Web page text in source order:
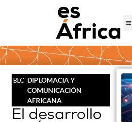
BLOGDIPLOMACIA Y
COMUNICACIÓN
AFRICANA
El desarrollo